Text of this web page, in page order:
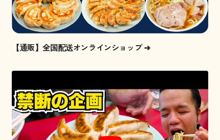
【通販】全国配送オンラインショップ➜